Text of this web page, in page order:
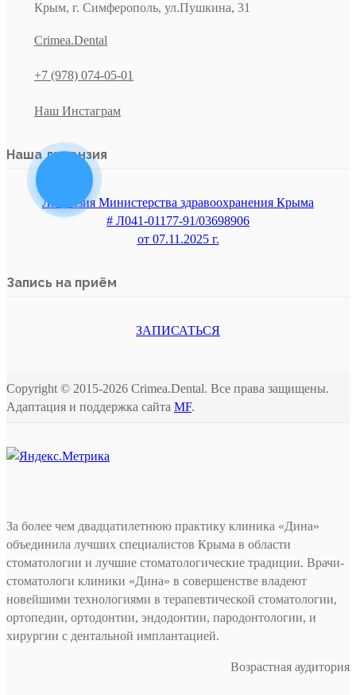
Крым, г. Симферополь, ул.Пушкина, 31
Crimea.Dental
+7 (978) 074-05-01
Наш Инстаграм
Наша лицензия
Лицензия Министерства здравоохранения Крыма
# Л041-01177-91/03698906
от 07.11.2025 г.
Запись на приём
ЗАПИСАТЬСЯ
Copyright © 2015-2026 Crimea.Dental. Все права защищены.
Адаптация и поддержка сайта MF.
За более чем двадцатилетнюю практику клиника «Дина»
объединила лучших специалистов Крыма в области
стоматологии и лучшие стоматологические традиции. Врачи-
стоматологи клиники «Дина» в совершенстве владеют
новейшими технологиями в терапевтической стоматологии,
ортопедии, ортодонтии, эндодонтии, пародонтологии, и
хирургии с дентальной имплантацией.
Возрастная аудитория